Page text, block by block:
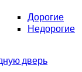
Дорогие
Недорогие
дверь